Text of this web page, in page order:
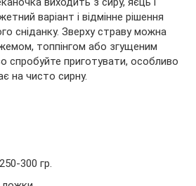
варіант і відмінне рішення
сніданку. Зверху страву можна
топпінгом або згущеним
спробуйте приготувати, особливо
на чисто сирну.
300 гр.